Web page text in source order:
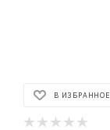
В ИЗБРАННОЕ